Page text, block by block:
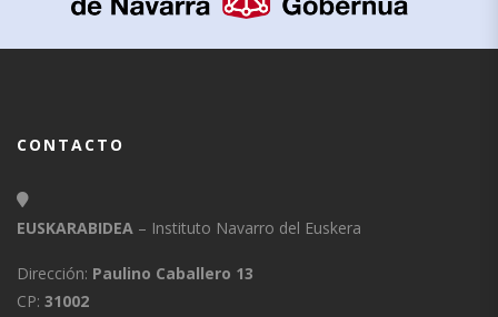
CONTACTO
EUSKARABIDEA – Instituto Navarro del Euskera
Dirección: Paulino Caballero 13
CP: 31002